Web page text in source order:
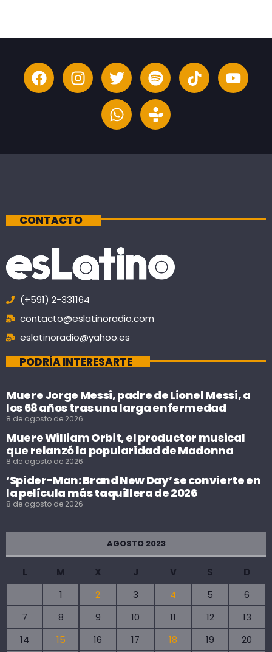
CONTACTO
(+591) 2-331164
contacto@eslatinoradio.com
eslatinoradio@yahoo.es
PODRÍA INTERESARTE
Muere Jorge Messi, padre de Lionel Messi, a
los 68 años tras una larga enfermedad
8 de agosto de 2026
Muere William Orbit, el productor musical
que relanzó la popularidad de Madonna
8 de agosto de 2026
‘Spider-Man: Brand New Day’ se convierte en
la película más taquillera de 2026
8 de agosto de 2026
AGOSTO 2023
L M X J V S
D
1
2 3 4 5
6
7
8 9 10 11 12
13
14
15 16 17 18 19 20